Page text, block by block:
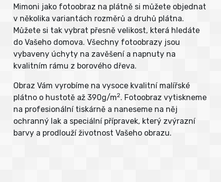
Mimoni jako fotoobraz na plátně si můžete objednat
v několika variantách rozměrů a druhů plátna.
Můžete si tak vybrat přesně velikost, která hledáte
do Vašeho domova. Všechny fotoobrazy jsou
vybaveny úchyty na zavěšení a napnuty na
kvalitním rámu z borového dřeva.
Obraz Vám vyrobíme na vysoce kvalitní malířské
plátno o hustotě až 390g/m2. Fotoobraz vytiskneme
na profesionální tiskárně a naneseme na něj
ochranný lak a speciální přípravek, který zvýrazní
barvy a prodlouží životnost Vašeho obrazu.